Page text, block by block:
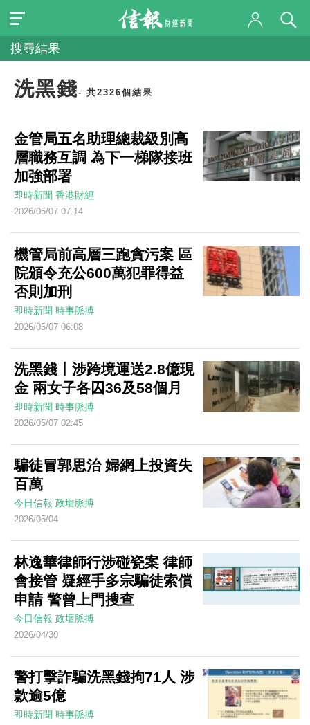
搜尋結果
洗黑錢- 共2326個結果
金管局五名助理總裁級別高
層職務互調 為下一梯隊接班
加強部署
即時新聞 香港財經
2026/05/07 07:14
機管局前高層三跑貪污案 區
院頒令充公600萬犯罪得益
否則加刑
即時新聞 時事脈搏
2026/05/07 06:08
洗黑錢丨涉跨境運送2.8億現
金 兩女子各囚36及58個月
即時新聞 時事脈搏
2026/05/07 02:45
騙徒冒郭思治 婦網上投資失
百萬
今日信報 政壇脈搏
2026/05/04
林逸華律師行涉碰瓷案 律師
會接管 疑經手多宗騙徒索償
申請 警曾上門搜查
今日信報 政壇脈搏
2026/04/30
警打擊詐騙洗黑錢拘71人 涉
款逾5億
即時新聞 時事脈搏